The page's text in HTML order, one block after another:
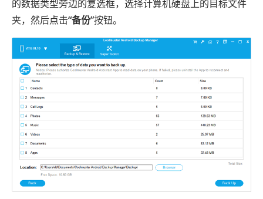
的数据类型旁边的复选框，选择计算机硬盘上的目标文件
夹，然后点击“备份”按钮。